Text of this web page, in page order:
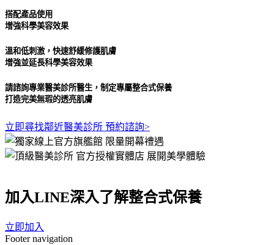
搭配產品使用
增強科學美容效果
溫和低刺激，快速舒緩修護肌膚
增強並延長科學美容效果
請諮詢專業醫美診所醫生，制定專屬整合式保養
打造完美無瑕的透亮肌膚
立即尋找鄰近醫美診所 預約諮詢>
加入LINE深入了解整合式保養
立即加入
Footer navigation